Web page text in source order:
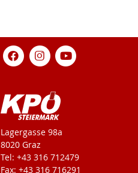
KPÖ-Steiermark
Lagergasse 98a
8020 Graz
Tel: +43 316 712479
Fax: +43 316 716291